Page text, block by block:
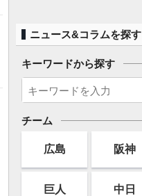
ニュース&コラムを探す
キーワードから探す
チーム
広島 阪神
巨人 中日